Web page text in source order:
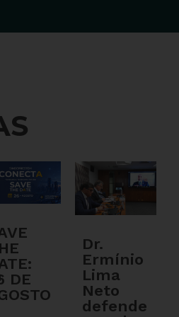
DE
Dr.
Ermínio
Lima
Neto
defende